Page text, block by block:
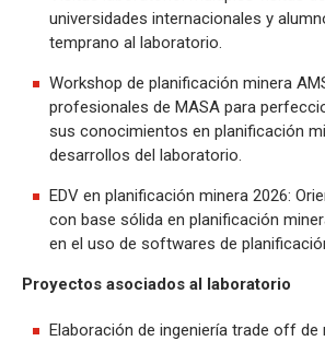
universidades internacionales y
temprano al laboratorio.
Workshop de planificación minera
profesionales de MASA para
sus conocimientos en planificación
desarrollos del laboratorio.
EDV en planificación minera 2026:
con base sólida en planificación
en el uso de softwares de
Proyectos asociados al laboratorio
Elaboración de ingeniería trade off de